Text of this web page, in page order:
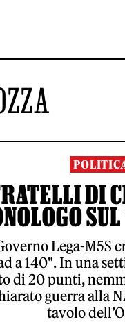
DI
SUL
Lega-M5S
a 140". In una
di 20 punti,
guerra alla
tavolo